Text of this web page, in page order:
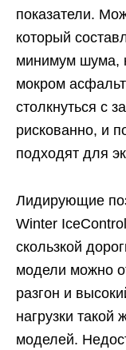
показатели.
который
минимум шума,
мокром
столкнуться с
рискованно, и
подходят для
Лидирующие
Winter
скользкой
модели можно
разгон и
нагрузки
моделей.